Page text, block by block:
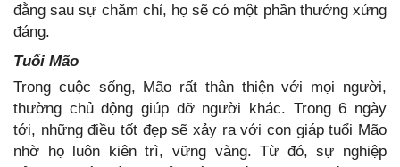
đằng sau sự chăm chỉ, họ sẽ có một phần thưởng xứng
đáng.
Tuổi Mão
Trong cuộc sống, Mão rất thân thiện với mọi người,
thường chủ động giúp đỡ người khác. Trong 6 ngày
tới, những điều tốt đẹp sẽ xảy ra với con giáp tuổi Mão
nhờ họ luôn kiên trì, vững vàng. Từ đó, sự nghiệp